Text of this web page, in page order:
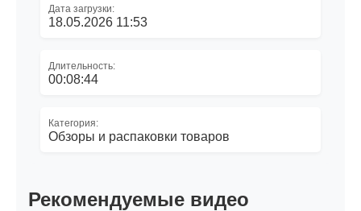
Дата загрузки:
18.05.2026 11:53
Длительность:
00:08:44
Категория:
Обзоры и распаковки товаров
Рекомендуемые видео